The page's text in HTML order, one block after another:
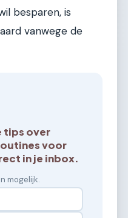
besparen, is
vanwege de
tips over
voor
in je inbox.
mogelijk.